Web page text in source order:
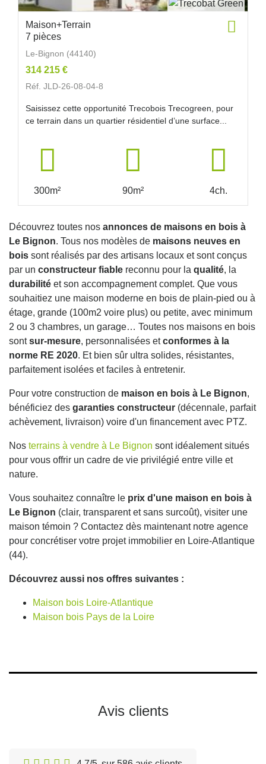
Maison+Terrain
7 pièces
Le-Bignon (44140)
314 215 €
Réf. JLD-26-08-04-8
Saisissez cette opportunité Trecobois Trecogreen, pour
ce terrain dans un quartier résidentiel d’une surface...
300m² 90m² 4ch.
Découvrez toutes nos annonces de maisons en bois à
Le Bignon. Tous nos modèles de maisons neuves en
bois sont réalisés par des artisans locaux et sont conçus
par un constructeur fiable reconnu pour la qualité, la
durabilité et son accompagnement complet. Que vous
souhaitiez une maison moderne en bois de plain-pied ou à
étage, grande (100m2 voire plus) ou petite, avec minimum
2 ou 3 chambres, un garage… Toutes nos maisons en bois
sontsur-mesure, personnalisées etconformes à la
norme RE 2020. Et bien sûr ultra solides, résistantes,
parfaitement isolées et faciles à entretenir.
Pour votre construction de maison en bois à Le Bignon,
bénéficiez des garanties constructeur (décennale, parfait
achèvement, livraison) voire d'un financement avec PTZ.
Nos terrains à vendre à Le Bignon sont idéalement situés
pour vous offrir un cadre de vie privilégié entre ville et
nature.
Vous souhaitez connaître le prix d'une maison en bois à
Le Bignon (clair, transparent et sans surcoût), visiter une
maison témoin ? Contactez dès maintenant notre agence
pour concrétiser votre projet immobilier en Loire-Atlantique
(44).
Découvrez aussi nos offres suivantes :
Maison bois Loire-Atlantique
Maison bois Pays de la Loire
Avis clients